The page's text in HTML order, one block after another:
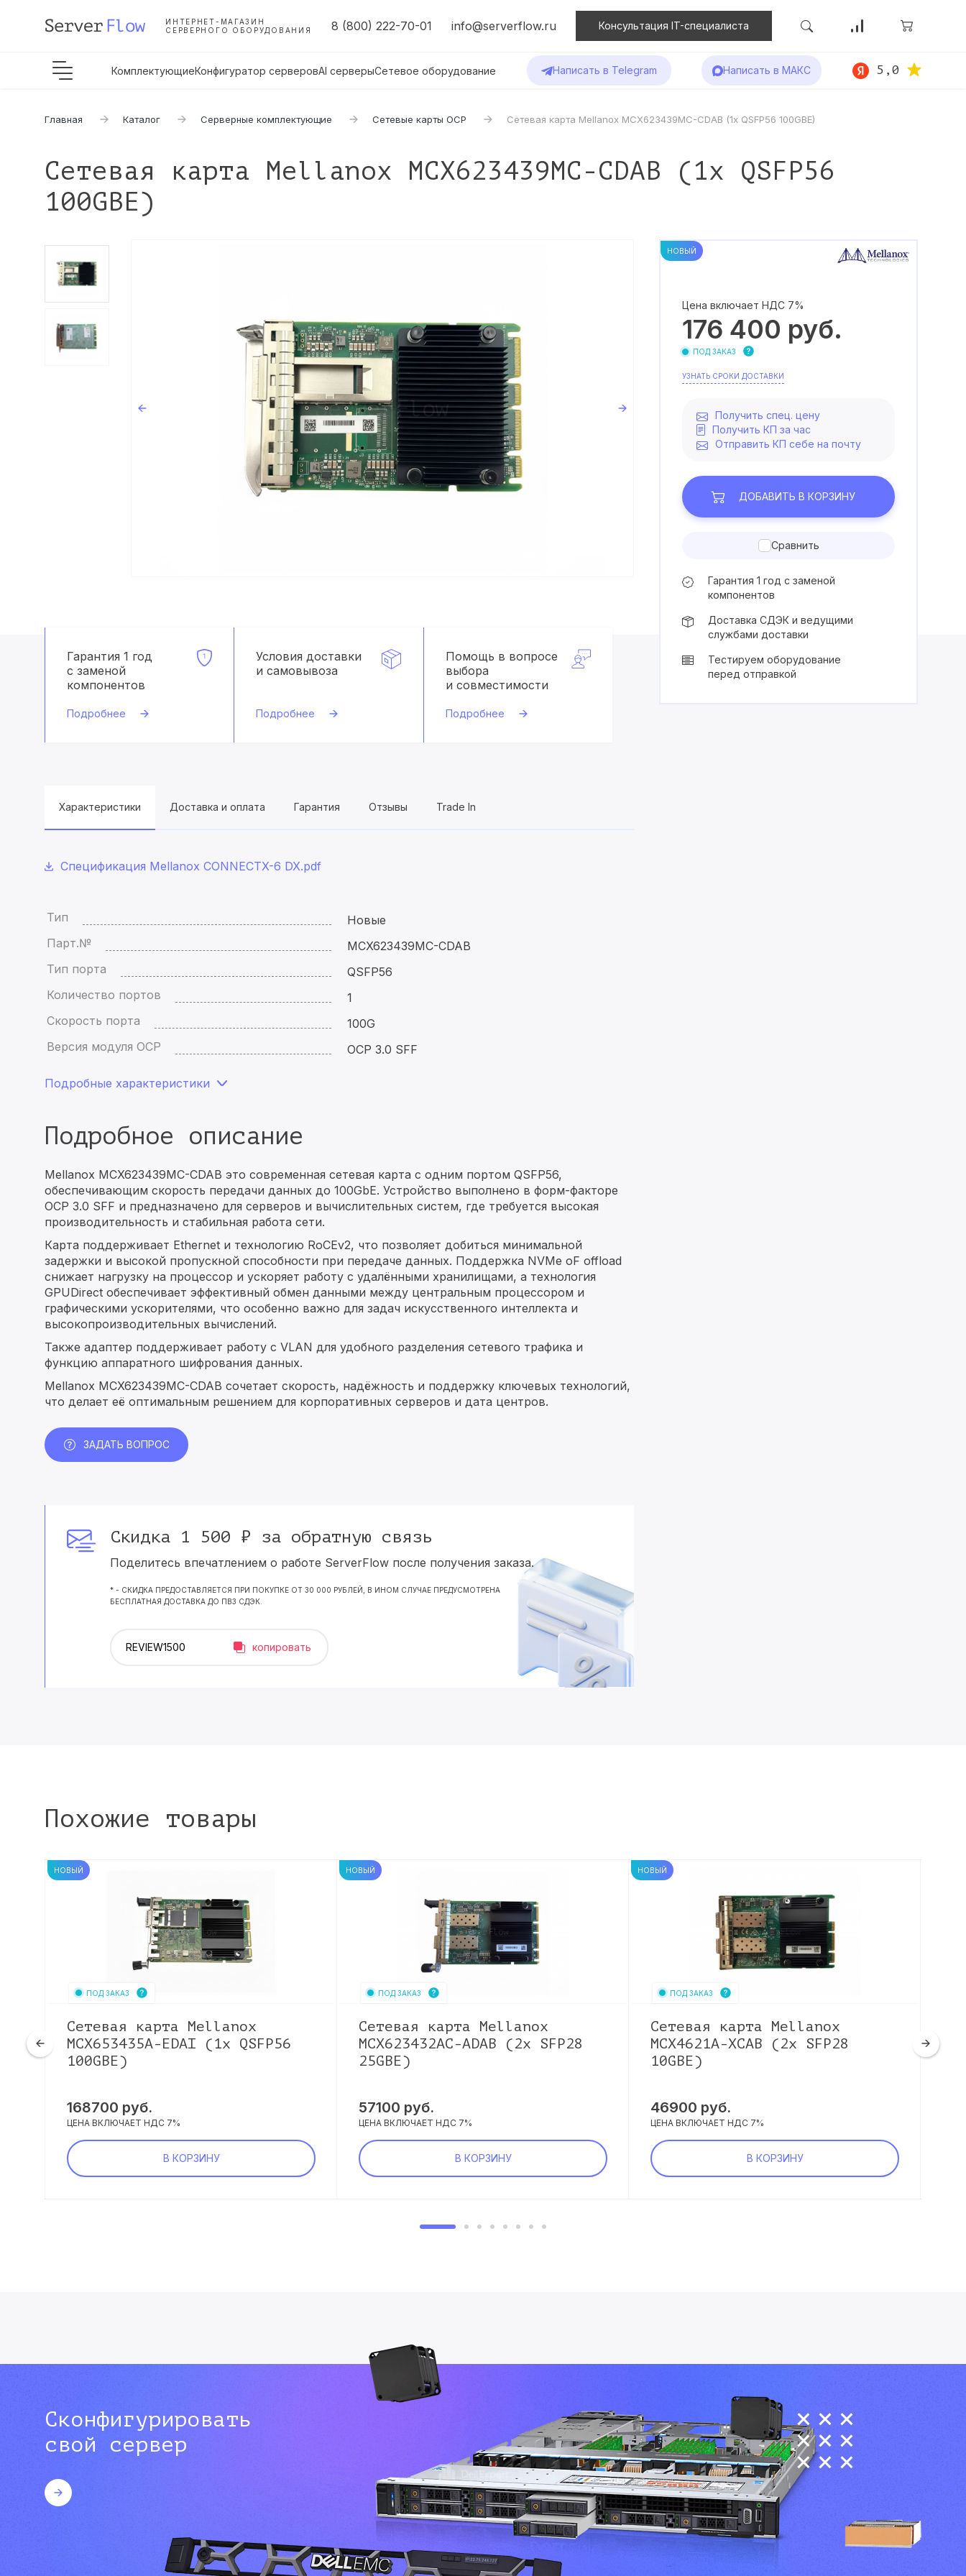
ИНТЕРНЕТ-МАГАЗИН
СЕРВЕРНОГО ОБОРУДОВАНИЯ
8 (800) 222-70-01 info@serverflow.ru Консультация IT-специалиста
КомплектующиеКонфигуратор серверовAI серверыСетевое оборудование Написать в Telegram Написать в МАКС 5,0
Главная Каталог Серверные комплектующие Сетевые карты OCP Сетевая карта Mellanox MCX623439MC-CDAB (1x QSFP56 100GBE)
Сетевая карта Mellanox MCX623439MC-CDAB (1x QSFP56
100GBE)
Гарантия 1 год
с заменой
компонентов
Подробнее
Условия доставки
и самовывоза
Подробнее
Помощь в вопросе
выбора
и совместимости
Подробнее
Характеристики Доставка и оплата Гарантия Отзывы Trade In
Спецификация Mellanox CONNECTX-6 DX.pdf
Тип
Новые
Парт.№
MCX623439MC-CDAB
Тип порта
QSFP56
Количество портов
1
Скорость порта
100G
Версия модуля OCP
OCP 3.0 SFF
Подробные характеристики
Подробное описание
Mellanox MCX623439MC-CDAB это современная сетевая карта с одним портом QSFP56,
обеспечивающим скорость передачи данных до 100GbE. Устройство выполнено в форм-факторе
OCP 3.0 SFF и предназначено для серверов и вычислительных систем, где требуется высокая
производительность и стабильная работа сети.
Карта поддерживает Ethernet и технологию RoCEv2, что позволяет добиться минимальной
задержки и высокой пропускной способности при передаче данных. Поддержка NVMe oF offload
снижает нагрузку на процессор и ускоряет работу с удалёнными хранилищами, а технология
GPUDirect обеспечивает эффективный обмен данными между центральным процессором и
графическими ускорителями, что особенно важно для задач искусственного интеллекта и
высокопроизводительных вычислений.
Также адаптер поддерживает работу с VLAN для удобного разделения сетевого трафика и
функцию аппаратного шифрования данных.
Mellanox MCX623439MC-CDAB сочетает скорость, надёжность и поддержку ключевых технологий,
что делает её оптимальным решением для корпоративных серверов и дата центров.
ЗАДАТЬ ВОПРОС
Скидка 1 500 ₽ за обратную связь
Поделитесь впечатлением о работе ServerFlow после получения заказа.
* - СКИДКА ПРЕДОСТАВЛЯЕТСЯ ПРИ ПОКУПКЕ ОТ 30 000 РУБЛЕЙ, В ИНОМ СЛУЧАЕ ПРЕДУСМОТРЕНА
БЕСПЛАТНАЯ ДОСТАВКА ДО ПВЗ СДЭК.
копировать
НОВЫЙ
Цена включает НДС 7%
176 400 руб.
ПОД ЗАКАЗ
УЗНАТЬ СРОКИ ДОСТАВКИ
Получить спец. цену
Получить КП за час
Отправить КП себе на почту
ДОБАВИТЬ В КОРЗИНУ
Сравнить
Гарантия 1 год с заменой
компонентов
Доставка СДЭК и ведущими
службами доставки
Тестируем оборудование
перед отправкой
Похожие товары
НОВЫЙ
ПОД ЗАКАЗ
Сетевая карта Mellanox
MCX653435A-EDAI (1x QSFP56
100GBE)
168700 руб.
ЦЕНА ВКЛЮЧАЕТ НДС 7%
В КОРЗИНУ
НОВЫЙ
ПОД ЗАКАЗ
Сетевая карта Mellanox
MCX623432AC-ADAB (2x SFP28
25GBE)
57100 руб.
ЦЕНА ВКЛЮЧАЕТ НДС 7%
В КОРЗИНУ
НОВЫЙ
ПОД ЗАКАЗ
Сетевая карта Mellanox
MCX4621A-XCAB (2x SFP28
10GBE)
46900 руб.
ЦЕНА ВКЛЮЧАЕТ НДС 7%
В КОРЗИНУ
Сконфигурировать
свой сервер